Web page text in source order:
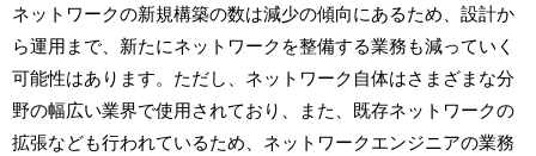
ネットワークの新規構築の数は減少の傾向にあるため、設計か
ら運用まで、新たにネットワークを整備する業務も減っていく
可能性はあります。ただし、ネットワーク自体はさまざまな分
野の幅広い業界で使用されており、また、既存ネットワークの
拡張なども行われているため、ネットワークエンジニアの業務